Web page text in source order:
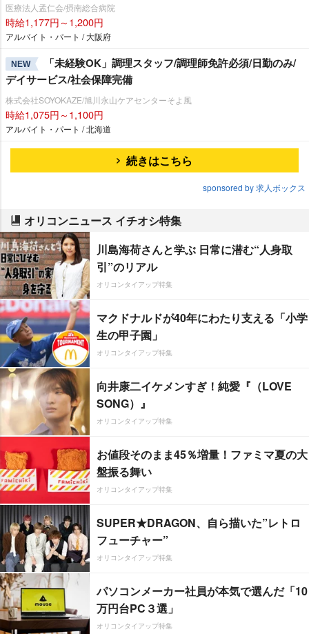
医療法人孟仁会/摂南総合病院
時給1,177円～1,200円
アルバイト・パート / 大阪府
NEW
「未経験OK」調理スタッフ/調理師免許必須/日勤のみ/
デイサービス/社会保障完備
株式会社SOYOKAZE/旭川永山ケアセンターそよ風
時給1,075円～1,100円
アルバイト・パート / 北海道
続きはこちら
sponsored by 求人ボックス
オリコンニュース イチオシ特集
川島海荷さんと学ぶ 日常に潜む“人身取
引”のリアル
オリコンタイアップ特集
マクドナルドが40年にわたり支える「小学
生の甲子園」
オリコンタイアップ特集
向井康二イケメンすぎ！純愛『（LOVE
SONG）』
オリコンタイアップ特集
お値段そのまま45％増量！ファミマ夏の大
盤振る舞い
オリコンタイアップ特集
SUPER★DRAGON、自ら描いた”レトロ
フューチャー”
オリコンタイアップ特集
パソコンメーカー社員が本気で選んだ「10
万円台PC３選」
オリコンタイアップ特集